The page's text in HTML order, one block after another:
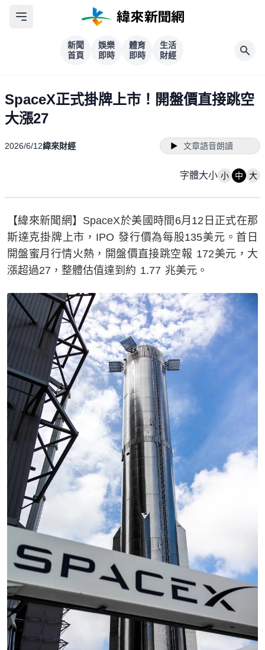
新聞
首頁
娛樂
即時
體育
即時
生活
財經
SpaceX正式掛牌上市！開盤價直接跳空
大漲27
2026/6/12緯來財經 文章語音朗讀
字體大小 小 中 大
【緯來新聞網】SpaceX於美國時間6月12日正式在那
斯達克掛牌上市，IPO 發行價為每股135美元。首日
開盤蜜月行情火熱，開盤價直接跳空報 172美元，大
漲超過27，整體估值達到約 1.77 兆美元。